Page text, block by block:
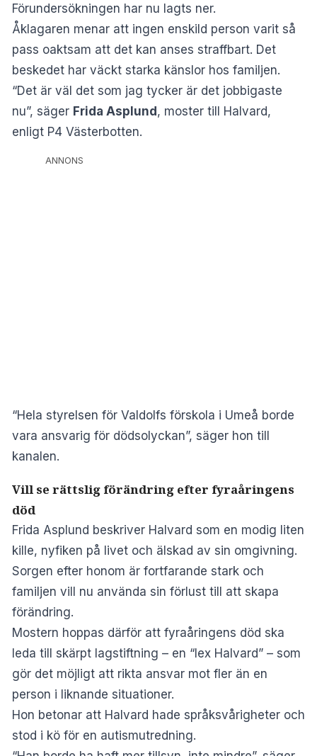
Förundersökningen har nu lagts ner.
Åklagaren menar att ingen enskild person varit så
pass oaktsam att det kan anses straffbart. Det
beskedet har väckt starka känslor hos familjen.
“Det är väl det som jag tycker är det jobbigaste
nu”, säger Frida Asplund, moster till Halvard,
enligt P4 Västerbotten.
ANNONS
“Hela styrelsen för Valdolfs förskola i Umeå borde
vara ansvarig för dödsolyckan”, säger hon till
kanalen.
Vill se rättslig förändring efter fyraåringens
död
Frida Asplund beskriver Halvard som en modig liten
kille, nyfiken på livet och älskad av sin omgivning.
Sorgen efter honom är fortfarande stark och
familjen vill nu använda sin förlust till att skapa
förändring.
Mostern hoppas därför att fyraåringens död ska
leda till skärpt lagstiftning – en “lex Halvard” – som
gör det möjligt att rikta ansvar mot fler än en
person i liknande situationer.
Hon betonar att Halvard hade språksvårigheter och
stod i kö för en autismutredning.